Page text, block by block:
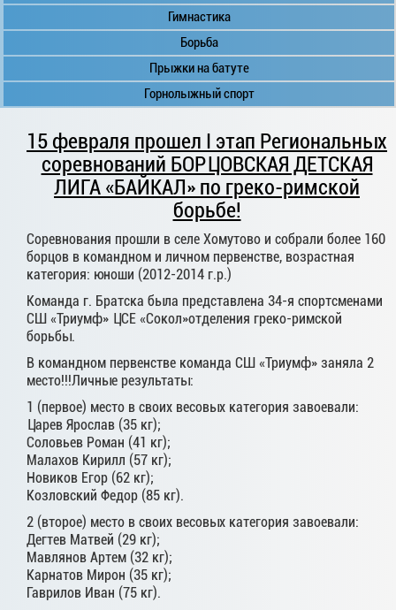
Гимнастика
Борьба
Прыжки на батуте
Горнолыжный спорт
15 февраля прошел I этап Региональных
соревнований БОРЦОВСКАЯ ДЕТСКАЯ
ЛИГА «БАЙКАЛ» по греко-римской
борьбе!
Соревнования прошли в селе Хомутово и собрали более 160
борцов в командном и личном первенстве, возрастная
категория: юноши (2012-2014 г.р.)
Команда г. Братска была представлена 34-я спортсменами
СШ «Триумф» ЦСЕ «Сокол»отделения греко-римской
борьбы.
В командном первенстве команда СШ «Триумф» заняла 2
место!!!Личные результаты:
1 (первое) место в своих весовых категория завоевали:
Царев Ярослав (35 кг);
Соловьев Роман (41 кг);
Малахов Кирилл (57 кг);
Новиков Егор (62 кг);
Козловский Федор (85 кг).
2 (второе) место в своих весовых категория завоевали:
Дегтев Матвей (29 кг);
Мавлянов Артем (32 кг);
Карнатов Мирон (35 кг);
Гаврилов Иван (75 кг).